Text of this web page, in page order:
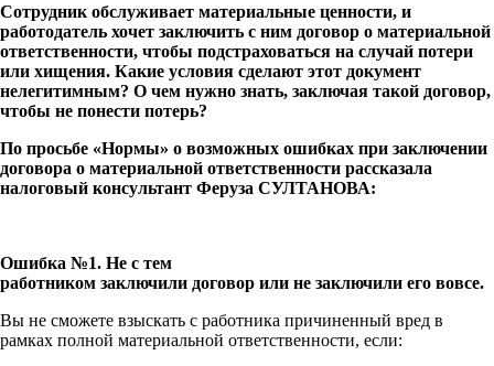
Сотрудник обслуживает материальные ценности, и
работодатель хочет заключить с ним договор о материальной
ответственности, чтобы подстраховаться на случай потери
или хищения. Какие условия сделают этот документ
нелегитимным? О чем нужно знать, заключая такой договор,
чтобы не понести потерь?
По просьбе «Нормы» о возможных ошибках при заключении
договора о материальной ответственности рассказала
налоговый консультант Феруза СУЛТАНОВА:
Ошибка №1. Не с тем
работником заключили договор или не заключили его вовсе.
Вы не сможете взыскать с работника причиненный вред в
рамках полной материальной ответственности, если: